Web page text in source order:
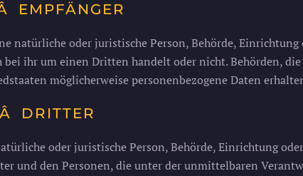
EMPFÄNGER
natürliche oder juristische Person, Behörde,
bei ihr um einen Dritten handelt oder nicht. Behörden,
möglicherweise personenbezogene Daten
DRITTER
oder juristische Person, Behörde, Einrichtung
und den Personen, die unter der unmittelbaren